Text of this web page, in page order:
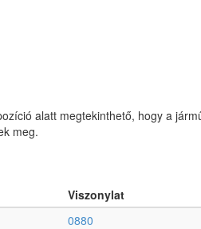
alatt megtekinthető, hogy a
meg.
Viszonylat
0880